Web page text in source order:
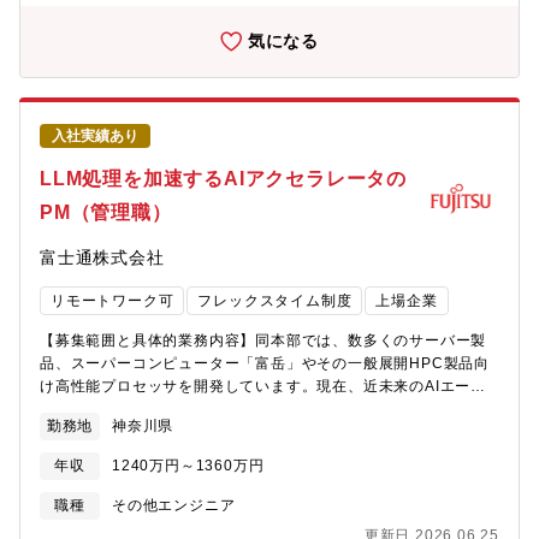
示の元で行います。また、社内の他部門の関係者と適切にコミュ
ニケーションを取り、企画や開発を推進します。【仕事の魅力・
やりがい】本ポジションでは、次期富士通製Arm?プロセッサ
「FUJITSU-MONAKA」の市場投入に直接関与し、顧客課題の解
決に向けたソリューションを開発するというチャレンジングで意
義ある業務に携われます。加えて、HPC、AI、DCと幅広い領域の
ソフトウェアを扱うことで技術スタックを俯瞰する視野とマネジ
メント経験を積むことができます。また、ソリューション開発の
企画から工場出荷までを本部横断で他部門と連携して進めること
きます。【組織としてのミッション】未来社会のインフラ、次世
代グリーンデータセンター、および富岳後継システムの中核とな
るシステム・ソフトウェアの開発・提供を行うことが当組織のミ
に伴い、次世代CPU「FUJITSU-MONAKA」を最大限に活用する
基盤ソリューションの開発をリード・マネジメントするマネージ
ャーを募集しています。本ポジションでは、ハードウェア・ソフ
トウェアエンジニアと協力し顧客課題の整理から基盤ソリューシ
ーションの価値最大化を目指してリードしていただきます。【配
ション】未来社会のインフラ、次世代グリーンデータセンター、
および富岳後継システムの中核となるシステム・ソフトウェアの
気になる
入社実績あり
LLM処理を加速するAIアクセラレータの
PM（管理職）
富士通株式会社
リモートワーク可 フレックスタイム制度 上場企業
【募集範囲と具体的業務内容】同本部では、数多くのサーバー製
品、スーパーコンピューター「富岳」やその一般展開HPC製品向
け高性能プロセッサを開発しています。現在、近未来のAIエージ
次世代AIアクセラレータLSIの研究開発を行っています。本件募集
では、同本部が検討した独自アーキテクチャに基づいたAIアクセ
ラレータを設計開発するにあたり、国プロ対応およびプロジェク
ト管理業務をご担当いただきます。AIアクセラレータ開発そのも
勤務地 神奈川県
年収 1240万円～1360万円
職種
その他エンジニア
更新日 2026.06.25